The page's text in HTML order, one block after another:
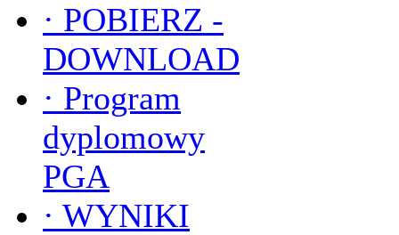
· POBIERZ -
DOWNLOAD
· Program
dyplomowy
PGA
· WYNIKI